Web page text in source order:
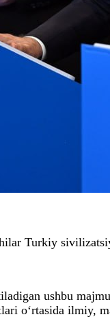
Turkiy
ushbu
o‘rtasida ilmiy,